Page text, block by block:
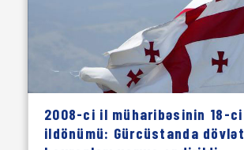
2008-ci il müharibəsinin 18-ci
ildönümü: Gürcüstanda dövlət